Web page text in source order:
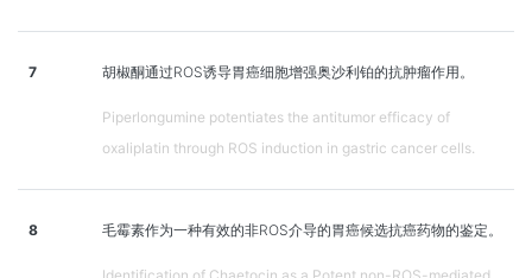
7 胡椒酮通过ROS诱导胃癌细胞增强奥沙利铂的抗肿瘤作用。
Piperlongumine potentiates the antitumor efficacy of
oxaliplatin through ROS induction in gastric cancer cells.
8 毛霉素作为一种有效的非ROS介导的胃癌候选抗癌药物的鉴定。